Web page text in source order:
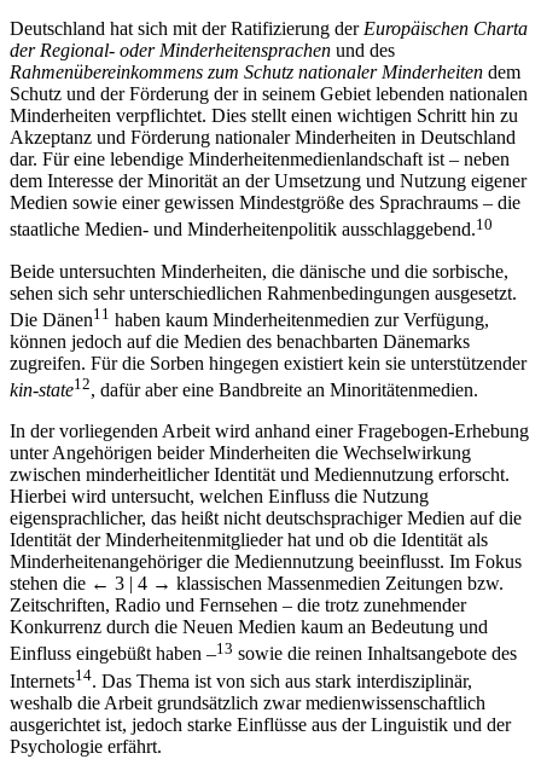
Deutschland hat sich mit der Ratifizierung derEuropäischen Charta
der Regional- oder Minderheitensprachen und des
Rahmenübereinkommens zum Schutz nationaler Minderheiten dem
Schutz und der Förderung der in seinem Gebiet lebenden nationalen
Minderheiten verpflichtet. Dies stellt einen wichtigen Schritt hin zu
Akzeptanz und Förderung nationaler Minderheiten in Deutschland
dar. Für eine lebendige Minderheitenmedienlandschaft ist – neben
dem Interesse der Minorität an der Umsetzung und Nutzung eigener
Medien sowie einer gewissen Mindestgröße des Sprachraums – die
staatliche Medien- und Minderheitenpolitik ausschlaggebend.10
Beide untersuchten Minderheiten, die dänische und die sorbische,
sehen sich sehr unterschiedlichen Rahmenbedingungen ausgesetzt.
Die Dänen11 haben kaum Minderheitenmedien zur Verfügung,
können jedoch auf die Medien des benachbarten Dänemarks
zugreifen. Für die Sorben hingegen existiert kein sie unterstützender
kin-state12, dafür aber eine Bandbreite an Minoritätenmedien.
In der vorliegenden Arbeit wird anhand einer Fragebogen-Erhebung
unter Angehörigen beider Minderheiten die Wechselwirkung
zwischen minderheitlicher Identität und Mediennutzung erforscht.
Hierbei wird untersucht, welchen Einfluss die Nutzung
eigensprachlicher, das heißt nicht deutschsprachiger Medien auf die
Identität der Minderheitenmitglieder hat und ob die Identität als
Minderheitenangehöriger die Mediennutzung beeinflusst. Im Fokus
stehen die ← 3 | 4 → klassischen Massenmedien Zeitungen bzw.
Zeitschriften, Radio und Fernsehen – die trotz zunehmender
Konkurrenz durch die Neuen Medien kaum an Bedeutung und
Einfluss eingebüßt haben –13 sowie die reinen Inhaltsangebote des
Internets14. Das Thema ist von sich aus stark interdisziplinär,
weshalb die Arbeit grundsätzlich zwar medienwissenschaftlich
ausgerichtet ist, jedoch starke Einflüsse aus der Linguistik und der
Psychologie erfährt.